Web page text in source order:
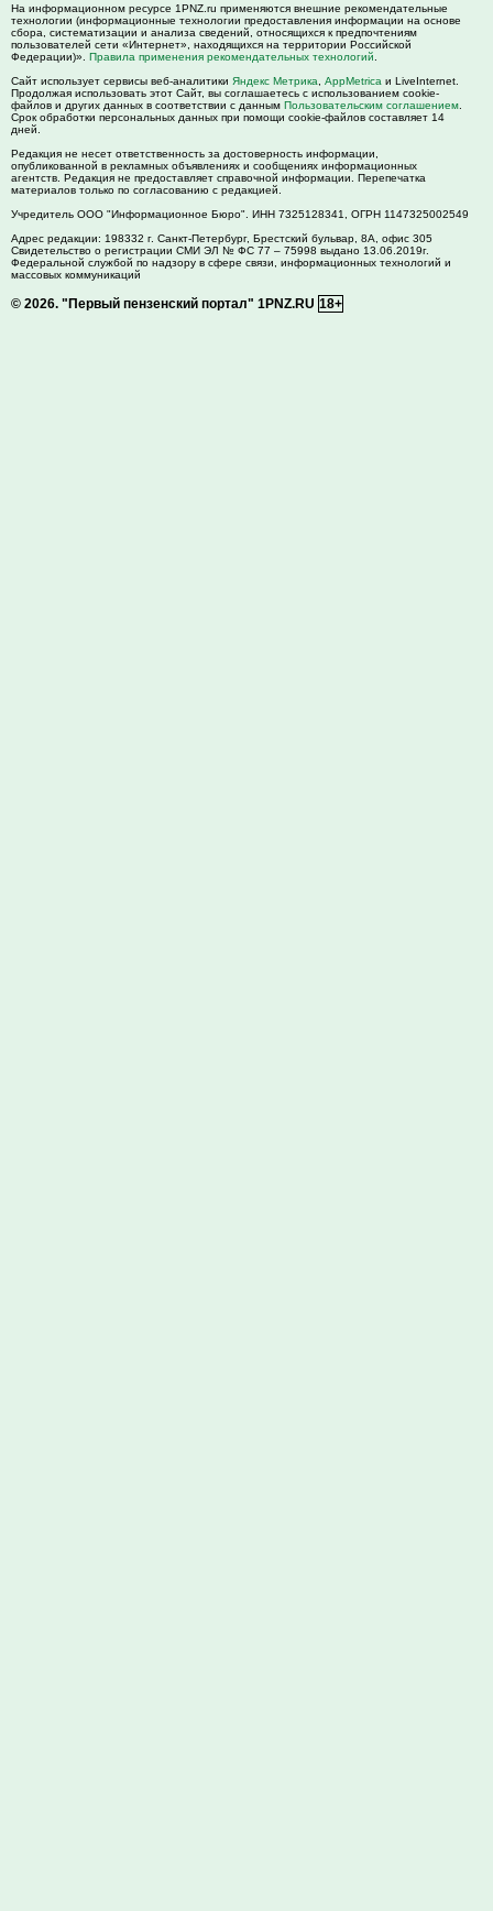
На информационном ресурсе 1PNZ.ru применяются внешние рекомендательные
технологии (информационные технологии предоставления информации на основе
сбора, систематизации и анализа сведений, относящихся к предпочтениям
пользователей сети «Интернет», находящихся на территории Российской
Федерации)». Правила применения рекомендательных технологий
Сайт использует сервисы веб-аналитики Яндекс Метрика AppMetrica и LiveInternet.
Продолжая использовать этот Сайт, вы соглашаетесь с использованием cookie-
файлов и других данных в соответствии с данным Пользовательским соглашением
Срок обработки персональных данных при помощи cookie-файлов составляет 14
дней.
Редакция не несет ответственность за достоверность информации,
опубликованной в рекламных объявлениях и сообщениях информационных
агентств. Редакция не предоставляет справочной информации. Перепечатка
материалов только по согласованию с редакцией.
Учредитель ООО "Информационное Бюро". ИНН 7325128341, ОГРН 1147325002549
Адрес редакции: 198332 г. Санкт-Петербург, Брестский бульвар, 8А, офис 305
Свидетельство о регистрации СМИ ЭЛ № ФС 77 – 75998 выдано 13.06.2019г.
Федеральной службой по надзору в сфере связи, информационных технологий и
массовых коммуникаций
© 2026. "Первый пензенский портал" 1PNZ.RU 18+